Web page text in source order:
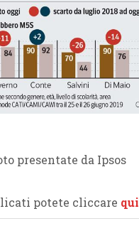
presentate da Ipsos
potete cliccare qui